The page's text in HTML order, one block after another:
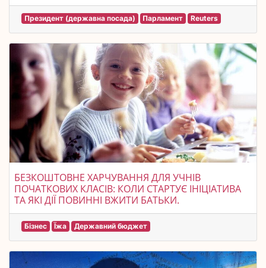
Президент (державна посада) Парламент Reuters
БЕЗКОШТОВНЕ ХАРЧУВАННЯ ДЛЯ УЧНІВ
ПОЧАТКОВИХ КЛАСІВ: КОЛИ СТАРТУЄ ІНІЦІАТИВА
ТА ЯКІ ДІЇ ПОВИННІ ВЖИТИ БАТЬКИ.
Бізнес Їжа Державний бюджет